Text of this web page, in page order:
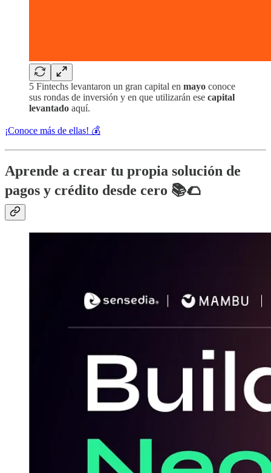
5 Fintechs levantaron un gran capital en mayo conoce
sus rondas de inversión y en que utilizarán ese capital
levantado aquí.
¡Conoce más de ellas! 💰
Aprende a crear tu propia solución de
pagos y crédito desde cero 📚🌮